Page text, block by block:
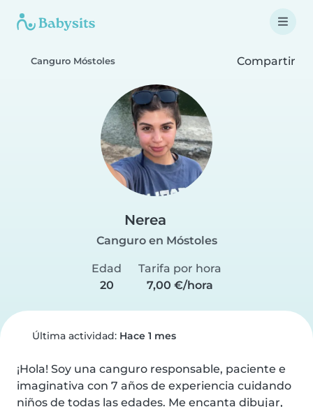
Canguro Móstoles Compartir
Nerea
Canguro en Móstoles
Edad
20
Tarifa por hora
7,00 €/hora
Última actividad: Hace 1 mes
¡Hola! Soy una canguro responsable, paciente e
imaginativa con 7 años de experiencia cuidando
niños de todas las edades. Me encanta dibujar,